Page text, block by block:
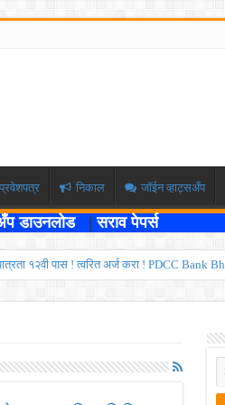
प्रवेशपत्र निकाल जॉईन व्हाट्सअँप
डाउनलोड |सराव पेपर्स
१२वी पास ! त्वरित अर्ज करा ! PDCC Bank